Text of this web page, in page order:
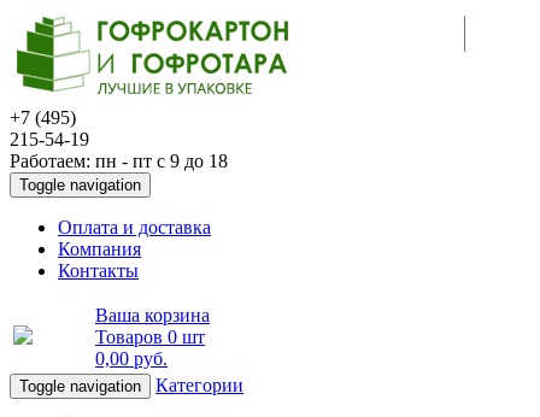
+7 (495)
215-54-19
Работаем: пн - пт с 9 до 18
Toggle navigation
Оплата и доставка
Компания
Контакты
Ваша корзина
Товаров 0 шт
0,00 руб.
Toggle navigation Категории